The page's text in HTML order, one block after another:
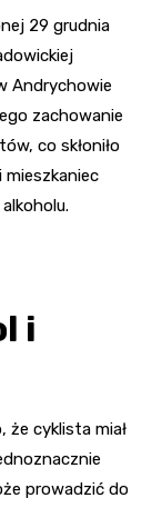
29 grudnia
Andrychowie
zachowanie
co skłoniło
mieszkaniec
i
że cyklista miał
prowadzić do